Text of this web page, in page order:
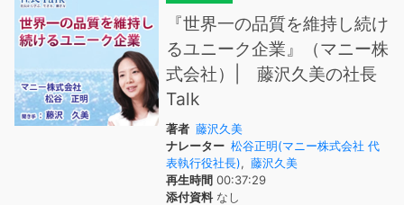
『世界一の品質を維持し続け
るユニーク企業』（マニー株
式会社）| 藤沢久美の社長
Talk
著者 藤沢久美
ナレーター 松谷正明(マニー株式会社 代
表執行役社長), 藤沢久美
再生時間 00:37:29
添付資料なし